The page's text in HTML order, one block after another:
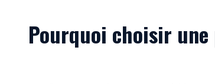
Pourquoi choisir